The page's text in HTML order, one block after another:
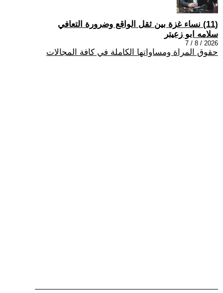
(11) نساء غزة بين ثقل الواقع وضرورة التعافي
سلامه ابو زعيتر
2026 / 8 / 7
حقوق المراة ومساواتها الكاملة في كافة المجالات